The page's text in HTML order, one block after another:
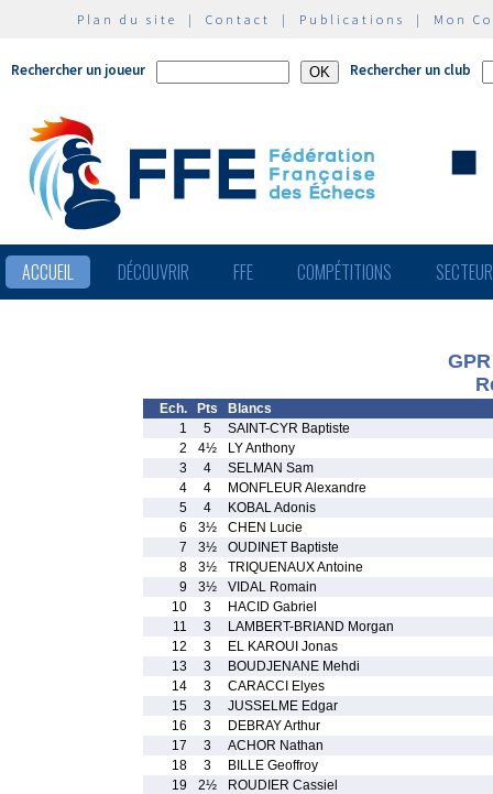
Plan du site | Contact | Publications | Mon
Rechercher un joueur Rechercher un club
ACCUEIL DÉCOUVRIR FFE COMPÉTITIONS
Ech. Pts
Blancs
1
5
SAINT-CYR Baptiste
2
4½
LY Anthony
3
4
SELMAN Sam
4
4
MONFLEUR Alexandre
5
4
KOBAL Adonis
6
3½
CHEN Lucie
7
3½
OUDINET Baptiste
8
3½
TRIQUENAUX Antoine
9
3½
VIDAL Romain
10
3
HACID Gabriel
11
3
LAMBERT-BRIAND Morgan
12
3
EL KAROUI Jonas
13
3
BOUDJENANE Mehdi
14
3
CARACCI Elyes
15
3
JUSSELME Edgar
16
3
DEBRAY Arthur
17
3
ACHOR Nathan
18
3
BILLE Geoffroy
19
2½
ROUDIER Cassiel